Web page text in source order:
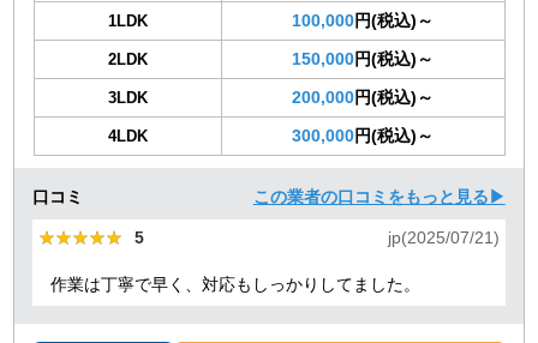
1LDK 100,000円(税込)～
2LDK 150,000円(税込)～
3LDK 200,000円(税込)～
4LDK 300,000円(税込)～
口コミ この業者の口コミをもっと見る▶
★★★★★
★★★★★ 5 jp(2025/07/21)
作業は丁寧で早く、対応もしっかりしてました。